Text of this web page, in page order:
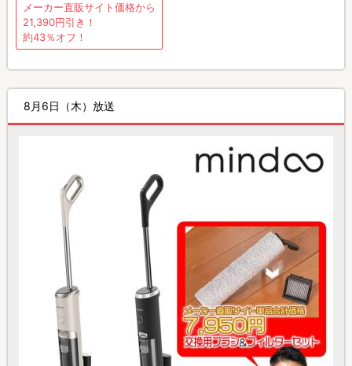
メーカー直販サイト価格から
21,390円引き！
約43％オフ！
8月6日（木）放送